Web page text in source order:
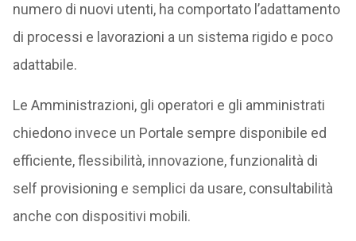
numero di nuovi utenti, ha comportato l’adattamento
di processi e lavorazioni a un sistema rigido e poco
adattabile.
Le Amministrazioni, gli operatori e gli amministrati
chiedono invece un Portale sempre disponibile ed
efficiente, flessibilità, innovazione, funzionalità di
self provisioning e semplici da usare, consultabilità
anche con dispositivi mobili.